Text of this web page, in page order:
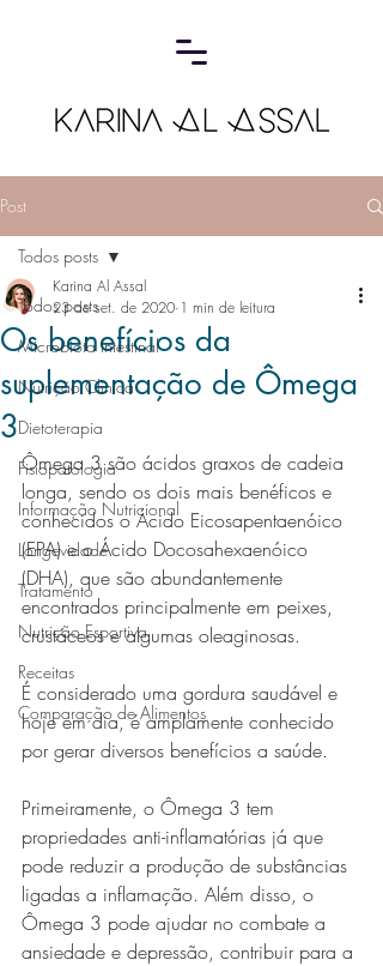
Post
Todos posts
Microbiota Intestinal
Nutrição Clínica
Dietoterapia
Fisiopatologia
Informação Nutricional
Longevidade
Tratamento
Nutrição Esportiva
Receitas
Comparação de Alimentos
Todos posts
Os benefícios da
suplementação de Ômega
3
Karina Al Assal
23 de set. de 2020 1 min de leitura
Ômega 3 são ácidos graxos de cadeia
longa, sendo os dois mais benéficos e
conhecidos o Ácido Eicosapentaenóico
(EPA) e o Ácido Docosahexaenóico
(DHA), que são abundantemente
encontrados principalmente em peixes,
crustáceos e algumas oleaginosas.
É considerado uma gordura saudável e
hoje em dia, é amplamente conhecido
por gerar diversos benefícios a saúde.
Primeiramente, o Ômega 3 tem
propriedades anti-inflamatórias já que
pode reduzir a produção de substâncias
ligadas a inflamação. Além disso, o
Ômega 3 pode ajudar no combate a
ansiedade e depressão, contribuir para a